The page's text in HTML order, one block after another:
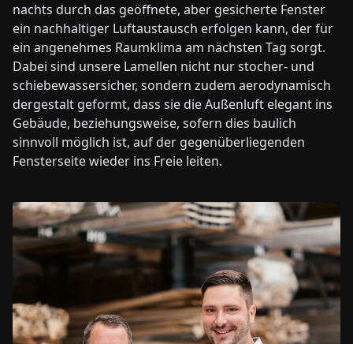
nachts durch das geöffnete, aber gesicherte Fenster
ein nachhaltiger Luftaustausch erfolgen kann, der für
ein angenehmes Raumklima am nächsten Tag sorgt.
Dabei sind unsere Lamellen nicht nur stocher- und
schiebewassersicher, sondern zudem aerodynamisch
dergestalt geformt, dass sie die Außenluft elegant ins
Gebäude, beziehungsweise, sofern dies baulich
sinnvoll möglich ist, auf der gegenüberliegenden
Fensterseite wieder ins Freie leiten.